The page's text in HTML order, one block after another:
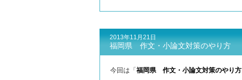
2013年11月21日
福岡県 作文・小論文対策のやり方
今回は「 福岡県 作文・小論文対策のやり方